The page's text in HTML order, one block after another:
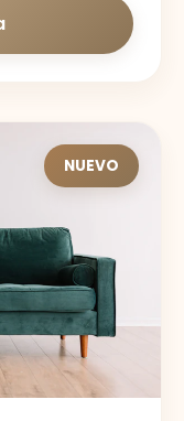
NUEVO